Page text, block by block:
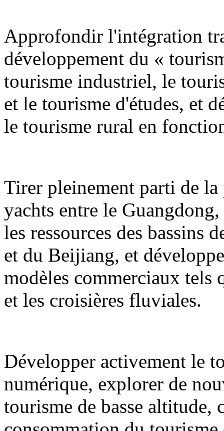
Approfondir l'intégration
développement du «
tourisme industriel, le
et le tourisme d'études, et
le tourisme rural en
Tirer pleinement parti de
yachts entre le
les ressources des bassins
et du Beijiang, et
modèles commerciaux tels
et les croisières fluviales.
Développer activement le
numérique, explorer de
tourisme de basse altitude,